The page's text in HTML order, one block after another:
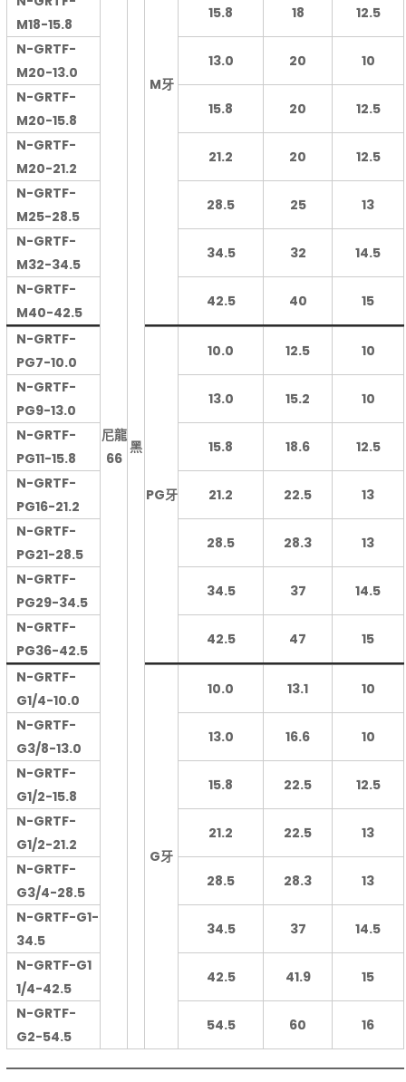
尼龍
66
黑
M牙
M18-15.8
15.8 18
12.5
N-GRTF-
M20-13.0
13.0 20
10
N-GRTF-
M20-15.8
15.8 20
12.5
N-GRTF-
M20-21.2
21.2 20
12.5
N-GRTF-
M25-28.5
28.5 25
13
N-GRTF-
M32-34.5
34.5 32
14.5
N-GRTF-
M40-42.5
42.5 40 15
N-GRTF-
PG7-10.0
PG牙
10.0 12.5
10
N-GRTF-
PG9-13.0
13.0 15.2
10
N-GRTF-
PG11-15.8
15.8 18.6
12.5
N-GRTF-
PG16-21.2
21.2 22.5
13
N-GRTF-
PG21-28.5
28.5 28.3
13
N-GRTF-
PG29-34.5
34.5 37
14.5
N-GRTF-
PG36-42.5
42.5 47 15
N-GRTF-
G1/4-10.0
G牙
10.0 13.1
10
N-GRTF-
G3/8-13.0
13.0 16.6
10
N-GRTF-
G1/2-15.8
15.8 22.5
12.5
N-GRTF-
G1/2-21.2
21.2 22.5
13
N-GRTF-
G3/4-28.5
28.5 28.3
13
N-GRTF-G1-
34.5
34.5 37
14.5
N-GRTF-G1
1/4-42.5
42.5 41.9
15
N-GRTF-
G2-54.5
54.5 60 16